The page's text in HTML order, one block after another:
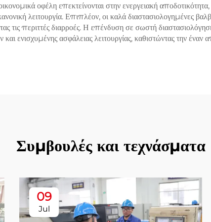
οφέλη επεκτείνονται στην ενεργειακή
λειτουργία. Επιπλέον, οι καλά διαστασιολογημένες
τις περιττές διαρροές. Η επένδυση σε σωστή
ενισχυμένης ασφάλειας λειτουργίας, καθιστώντας την
Συμβουλές και τεχνάσματα
09
Jul